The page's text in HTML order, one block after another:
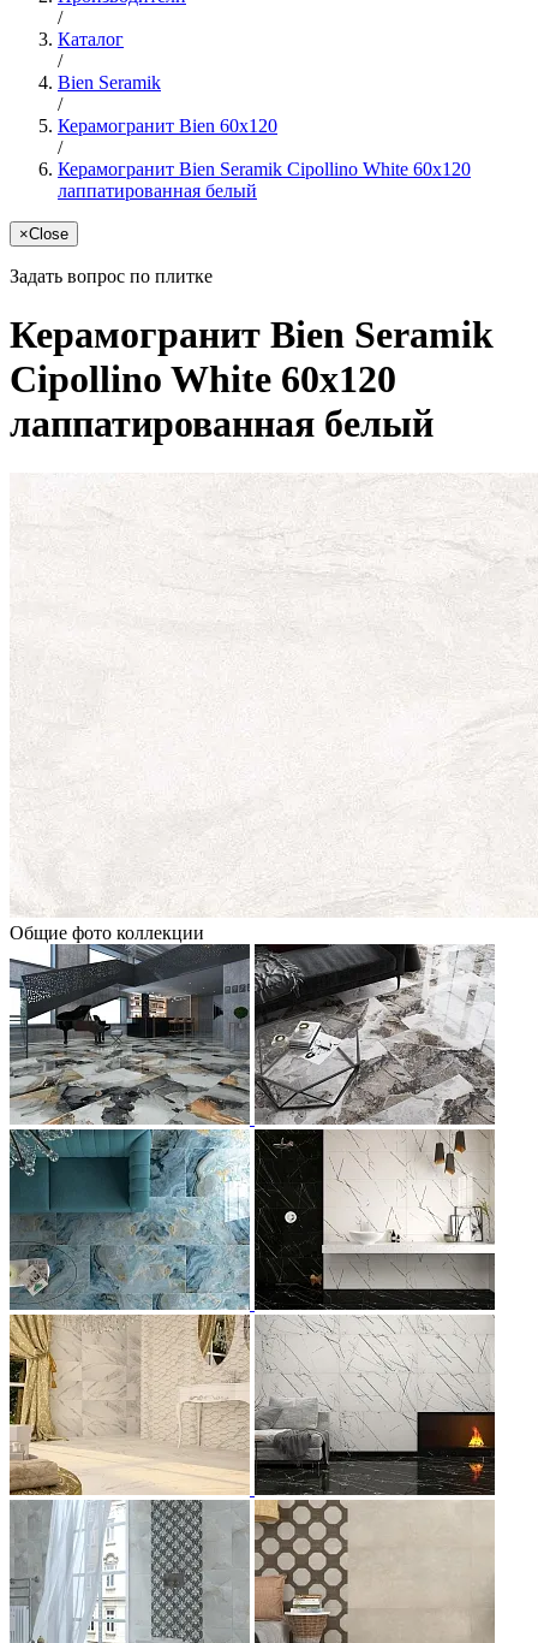
/
Каталог
/
Bien Seramik
/
Керамогранит Bien 60x120
/
Керамогранит Bien Seramik Cipollino White 60x120
лаппатированная белый
×Close
Задать вопрос по плитке
Керамогранит Bien Seramik
Cipollino White 60x120
лаппатированная белый
Общие фото коллекции